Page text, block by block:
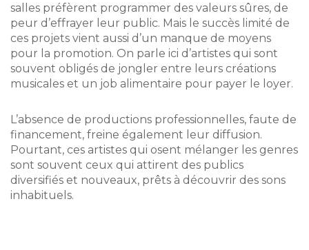
salles préfèrent programmer des valeurs sûres, de
peur d’effrayer leur public. Mais le succès limité de
ces projets vient aussi d’un manque de moyens
pour la promotion. On parle ici d’artistes qui sont
souvent obligés de jongler entre leurs créations
musicales et un job alimentaire pour payer le loyer.
L’absence de productions professionnelles, faute de
financement, freine également leur diffusion.
Pourtant, ces artistes qui osent mélanger les genres
sont souvent ceux qui attirent des publics
diversifiés et nouveaux, prêts à découvrir des sons
inhabituels.